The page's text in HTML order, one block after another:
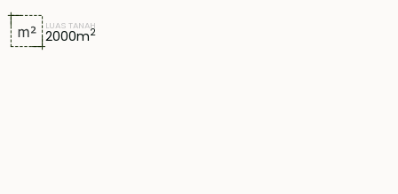
LUAS TANAH
2000m2